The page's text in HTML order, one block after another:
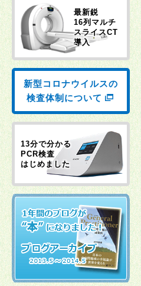
最新鋭
16列マルチ
スライスCT
導入
新型コロナウイルスの
検査体制について
13分で分かる
PCR検査
はじめました